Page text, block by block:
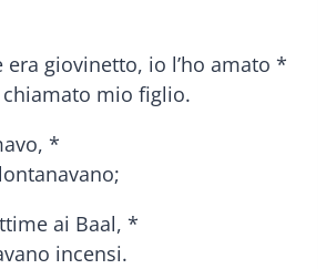
era giovinetto, io l’ho amato *
chiamato mio figlio.
*
ai Baal, *
incensi.